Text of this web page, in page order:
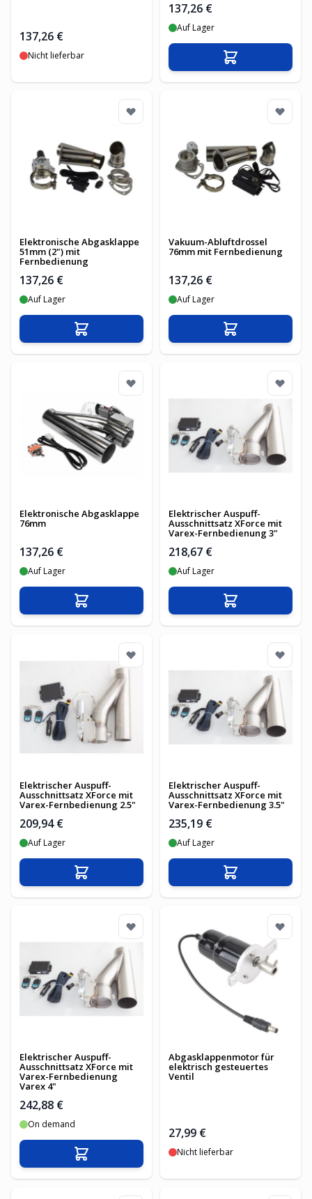
137,26 €
Nicht lieferbar
137,26 €
Auf Lager
In den
Elektronische Abgasklappe
51mm (2") mit
Fernbedienung
137,26 €
Auf Lager
In den Warenkorb
Vakuum-Abluftdrossel
76mm mit Fernbedienung
137,26 €
Auf Lager
In den
Elektronische Abgasklappe
76mm
137,26 €
Auf Lager
In den Warenkorb
Elektrischer Auspuff-
Ausschnittsatz XForce mit
Varex-Fernbedienung 3"
218,67 €
Auf Lager
In den
Elektrischer Auspuff-
Ausschnittsatz XForce mit
Varex-Fernbedienung 2.5"
209,94 €
Auf Lager
In den Warenkorb
Elektrischer Auspuff-
Ausschnittsatz XForce mit
Varex-Fernbedienung 3.5"
235,19 €
Auf Lager
In den
Elektrischer Auspuff-
Ausschnittsatz XForce mit
Varex-Fernbedienung
Varex 4"
242,88 €
On demand
In den Warenkorb
Abgasklappenmotor für
elektrisch gesteuertes
Ventil
27,99 €
Nicht lieferbar